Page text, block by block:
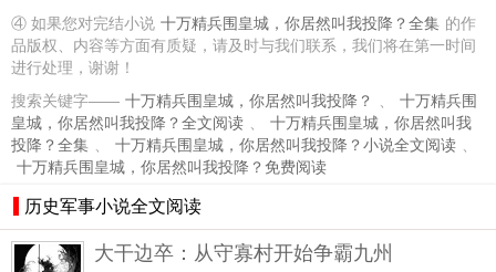
④ 如果您对完结小说 十万精兵围皇城，你居然叫我投降？全集 的作
品版权、内容等方面有质疑，请及时与我们联系，我们将在第一时间
进行处理，谢谢！
搜索关键字—— 十万精兵围皇城，你居然叫我投降？ 、
十万精兵围
皇城，你居然叫我投降？全文阅读 、
十万精兵围皇城，你居然叫我
投降？全集 、 十万精兵围皇城，你居然叫我投降？小说全文阅读 、
十万精兵围皇城，你居然叫我投降？免费阅读
历史军事小说全文阅读
大干边卒：从守寡村开始争霸九州